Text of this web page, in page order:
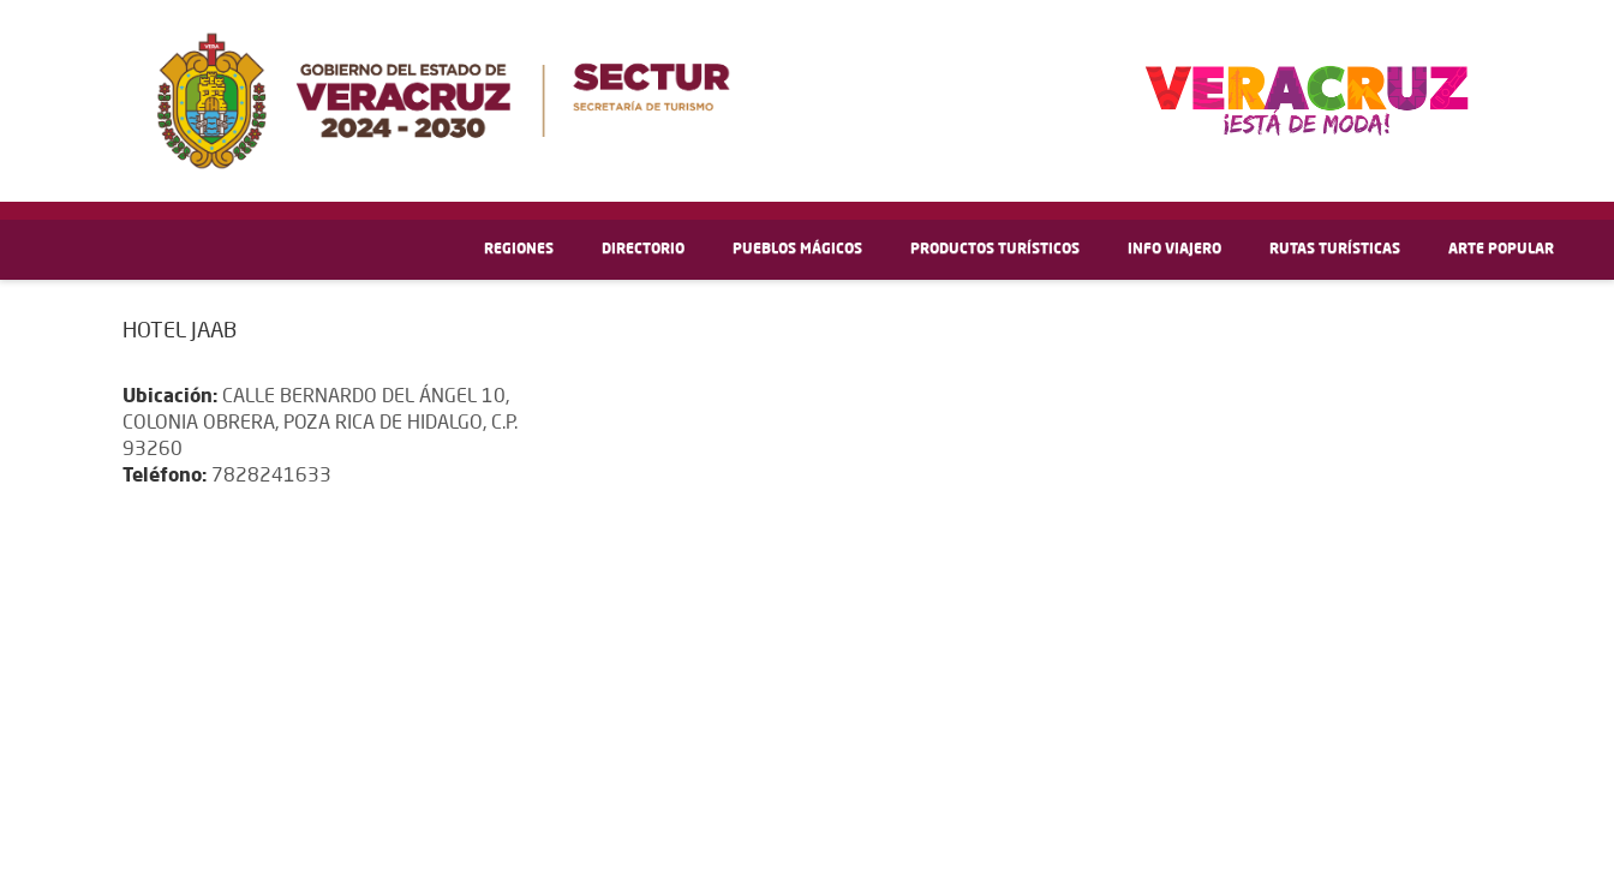
REGIONES DIRECTORIO PUEBLOS MÁGICOS PRODUCTOS TURÍSTICOS INFO VIAJERO RUTAS TURÍSTICAS ARTE POPULAR
HOTEL JAAB
Ubicación: CALLE BERNARDO DEL ÁNGEL 10,
COLONIA OBRERA, POZA RICA DE HIDALGO, C.P.
93260
Teléfono: 7828241633